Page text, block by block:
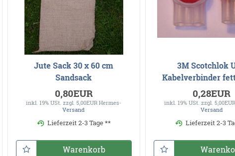
Jute Sack 30 x 60 cm
Sandsack
0,80EUR
inkl. 19% USt. zzgl. 5,00EUR Hermes-
Versand
Lieferzeit 2-3 Tage **
Warenkorb
3M Scotchlok
Kabelverbinder
0,28EUR
inkl. 19% USt. zzgl.
Versand
Lieferzeit 2-3